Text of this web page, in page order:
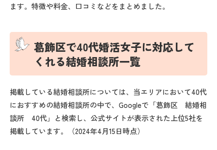
ます。特徴や料金、口コミなどをまとめました。
葛飾区で40代婚活女子に対応して
くれる結婚相談所一覧
掲載している結婚相談所については、当エリアにおいて40代
におすすめの結婚相談所の中で、Googleで「葛飾区 結婚相
談所 40代」と検索し、公式サイトが表示された上位5社を
掲載しています。（2024年4月15日時点）